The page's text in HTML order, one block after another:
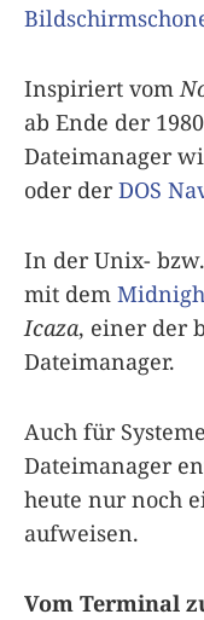
Inspiriert vom
ab Ende der
Dateimanager
oder derDOS
In der Unix-
mit dem
Icaza, einer der
Dateimanager.
Auch für
Dateimanager
heute nur noch
aufweisen.
Vom Terminal